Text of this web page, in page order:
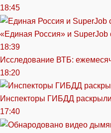
18:45
«Единая Россия» и SuperJob
18:39
Исследование ВТБ:
18:20
Инспекторы ГИБДД
17:40